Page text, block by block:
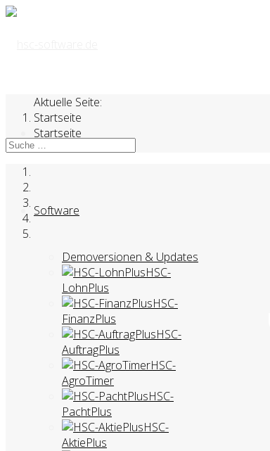
Startseite
Software
Demoversionen & Updates
HSC-
LohnPlus
HSC-
FinanzPlus
HSC-
AuftragPlus
HSC-
AgroTimer
HSC-
PachtPlus
HSC-
AktiePlus
Aktuelle Seite:
Startseite